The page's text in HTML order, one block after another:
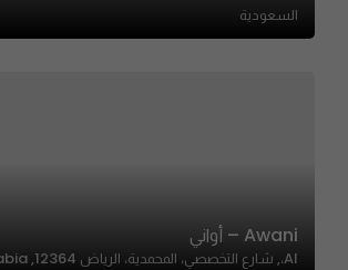
السعودية
Awani – أواني
Al،, شارع التخصصي، المحمدية، الرياض 12364, Saudi Arabia